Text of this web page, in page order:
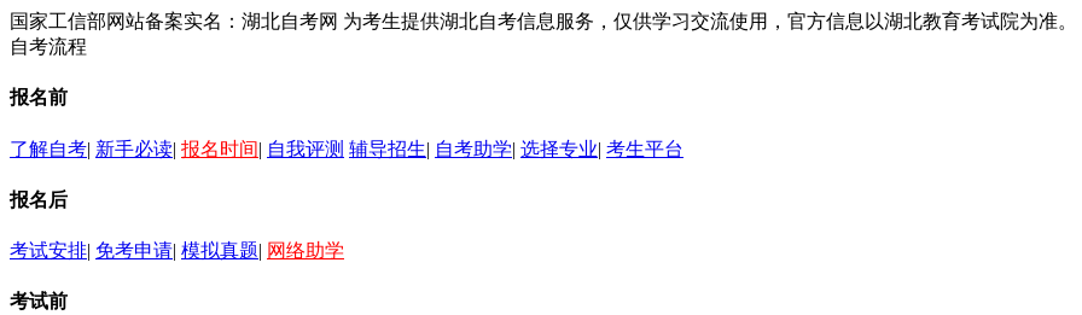
国家工信部网站备案实名：湖北自考网 为考生提供湖北自考信息服务，仅供学习交流使用，官方信息以湖北教育考试院为准。
自考流程
报名前
了解自考| 新手必读| 报名时间| 自我评测 辅导招生| 自考助学| 选择专业| 考生平台
报名后
考试安排| 免考申请| 模拟真题| 网络助学
考试前